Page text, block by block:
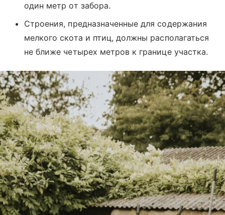
один метр от забора.
Строения, предназначенные для содержания
мелкого скота и птиц, должны располагаться
не ближе четырех метров к границе участка.